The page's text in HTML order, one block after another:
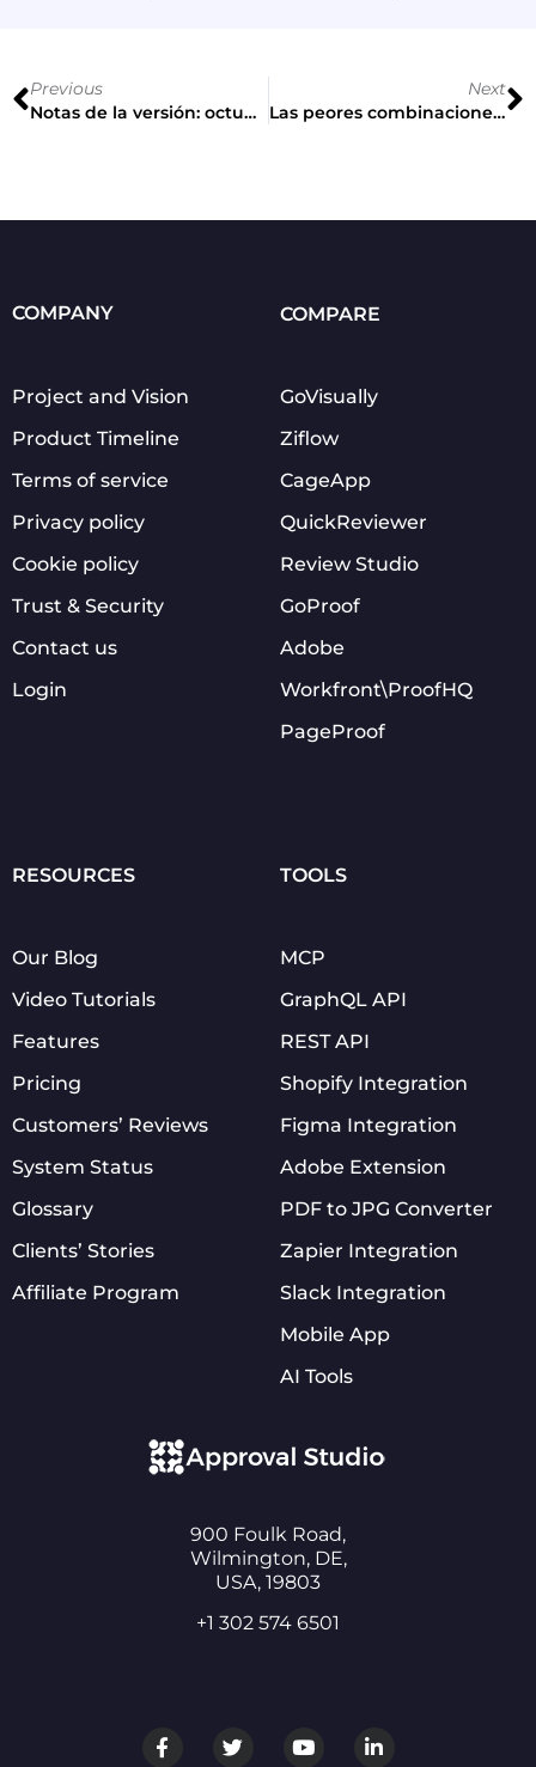
Previous
Notas de la versión: octubre de 2025
Next
Las peores combinaciones de colores
COMPANY
Project and Vision
Product Timeline
Terms of service
Privacy policy
Cookie policy
Trust & Security
Contact us
Login
COMPARE
GoVisually
Ziflow
CageApp
QuickReviewer
Review Studio
GoProof
Adobe
Workfront\ProofHQ
PageProof
RESOURCES
Our Blog
Video Tutorials
Features
Pricing
Customers’ Reviews
System Status
Glossary
Clients’ Stories
Affiliate Program
TOOLS
MCP
GraphQL API
REST API
Shopify Integration
Figma Integration
Adobe Extension
PDF to JPG Converter
Zapier Integration
Slack Integration
Mobile App
AI Tools
900 Foulk Road,
Wilmington, DE,
USA, 19803
+1 302 574 6501